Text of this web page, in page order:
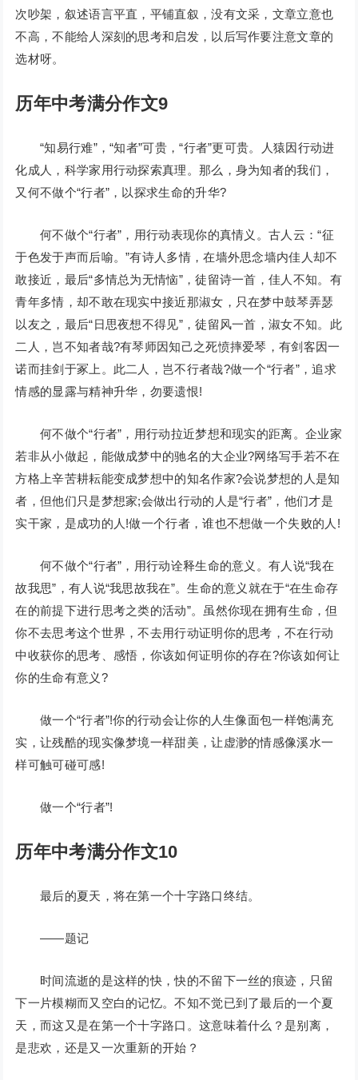
次吵架，叙述语言平直，平铺直叙，没有文采，文章立意也
不高，不能给人深刻的思考和启发，以后写作要注意文章的
选材呀。
历年中考满分作文9
“知易行难”，“知者”可贵，“行者”更可贵。人猿因行动进
化成人，科学家用行动探索真理。那么，身为知者的我们，
又何不做个“行者”，以探求生命的升华?
何不做个“行者”，用行动表现你的真情义。古人云：“征
于色发于声而后喻。”有诗人多情，在墙外思念墙内佳人却不
敢接近，最后“多情总为无情恼”，徒留诗一首，佳人不知。有
青年多情，却不敢在现实中接近那淑女，只在梦中鼓琴弄瑟
以友之，最后“日思夜想不得见”，徒留风一首，淑女不知。此
二人，岂不知者哉?有琴师因知己之死愤摔爱琴，有剑客因一
诺而挂剑于冢上。此二人，岂不行者哉?做一个“行者”，追求
情感的显露与精神升华，勿要遗恨!
何不做个“行者”，用行动拉近梦想和现实的距离。企业家
若非从小做起，能做成梦中的驰名的大企业?网络写手若不在
方格上辛苦耕耘能变成梦想中的知名作家?会说梦想的人是知
者，但他们只是梦想家;会做出行动的人是“行者”，他们才是
实干家，是成功的人!做一个行者，谁也不想做一个失败的人!
何不做个“行者”，用行动诠释生命的意义。有人说“我在
故我思”，有人说“我思故我在”。生命的意义就在于“在生命存
在的前提下进行思考之类的活动”。虽然你现在拥有生命，但
你不去思考这个世界，不去用行动证明你的思考，不在行动
中收获你的思考、感悟，你该如何证明你的存在?你该如何让
你的生命有意义?
做一个“行者”!你的行动会让你的人生像面包一样饱满充
实，让残酷的现实像梦境一样甜美，让虚渺的情感像溪水一
样可触可碰可感!
做一个“行者”!
历年中考满分作文10
最后的夏天，将在第一个十字路口终结。
——题记
时间流逝的是这样的快，快的不留下一丝的痕迹，只留
下一片模糊而又空白的记忆。不知不觉已到了最后的一个夏
天，而这又是在第一个十字路口。这意味着什么？是别离，
是悲欢，还是又一次重新的开始？